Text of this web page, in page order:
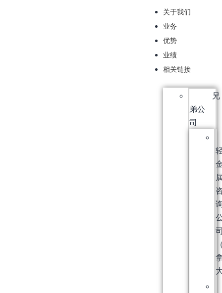
关于我们
业务
优势
业绩
相关链接
兄
弟公
司